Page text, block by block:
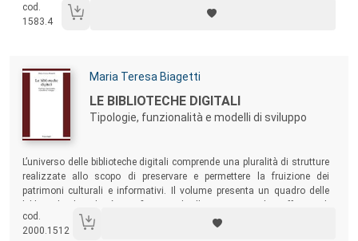
che il presente volume tenta di recuperare, utilizzando una serie di
fonti inconsuete per questo ambito di studi.
cod.
1583.4
Autori:
Maria Teresa Biagetti
Titolo:
LE BIBLIOTECHE DIGITALI
Tipologie, funzionalità e modelli di sviluppo
Sommario:
L’universo delle biblioteche digitali comprende una pluralità di strutture
realizzate allo scopo di preservare e permettere la fruizione dei
patrimoni culturali e informativi. Il volume presenta un quadro delle
sviluppi che quelle di ultima generazione stanno attualmente
manifestando.
cod.
2000.1512